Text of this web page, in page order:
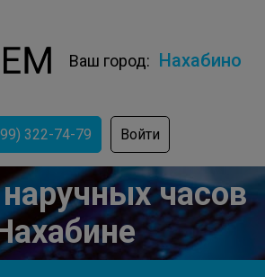
Ваш город: Нахабино
322-74-79 Войти
часов